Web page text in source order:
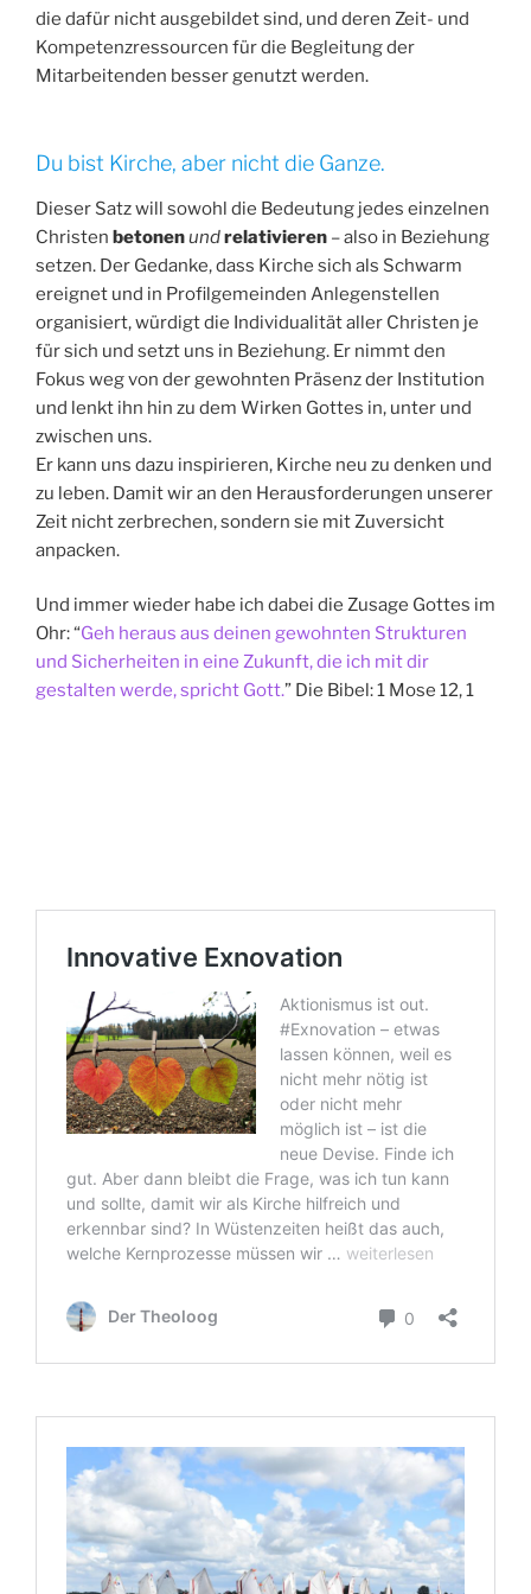
die dafür nicht ausgebildet sind, und deren Zeit- und
Kompetenzressourcen für die Begleitung der
Mitarbeitenden besser genutzt werden.
Du bist Kirche, aber nicht die Ganze.
Dieser Satz will sowohl die Bedeutung jedes einzelnen
Christen betonenundrelativieren – also in Beziehung
setzen. Der Gedanke, dass Kirche sich als Schwarm
ereignet und in Profilgemeinden Anlegenstellen
organisiert, würdigt die Individualität aller Christen je
für sich und setzt uns in Beziehung. Er nimmt den
Fokus weg von der gewohnten Präsenz der Institution
und lenkt ihn hin zu dem Wirken Gottes in, unter und
zwischen uns.
Er kann uns dazu inspirieren, Kirche neu zu denken und
zu leben. Damit wir an den Herausforderungen unserer
Zeit nicht zerbrechen, sondern sie mit Zuversicht
anpacken.
Und immer wieder habe ich dabei die Zusage Gottes im
Ohr: “Geh heraus aus deinen gewohnten Strukturen
und Sicherheiten in eine Zukunft, die ich mit dir
gestalten werde, spricht Gott.” Die Bibel: 1 Mose 12, 1